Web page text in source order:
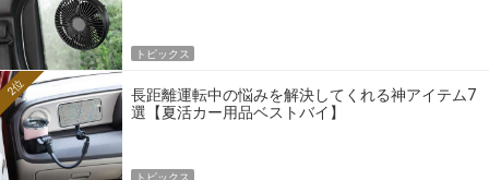
トピックス
長距離運転中の悩みを解決してくれる神アイテム7
選【夏活カー用品ベストバイ】
2位
トピックス